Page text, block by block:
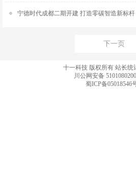
宁德时代成都二期开建 打造零碳智造新标杆
下一页
十一科技 版权所有 站长统
川公网安备
蜀ICP备05018546